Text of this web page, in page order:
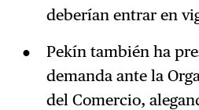
deberían entrar en
Pekín también ha
demanda ante la
del Comercio,